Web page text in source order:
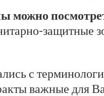
можно
защитные
с
важные для